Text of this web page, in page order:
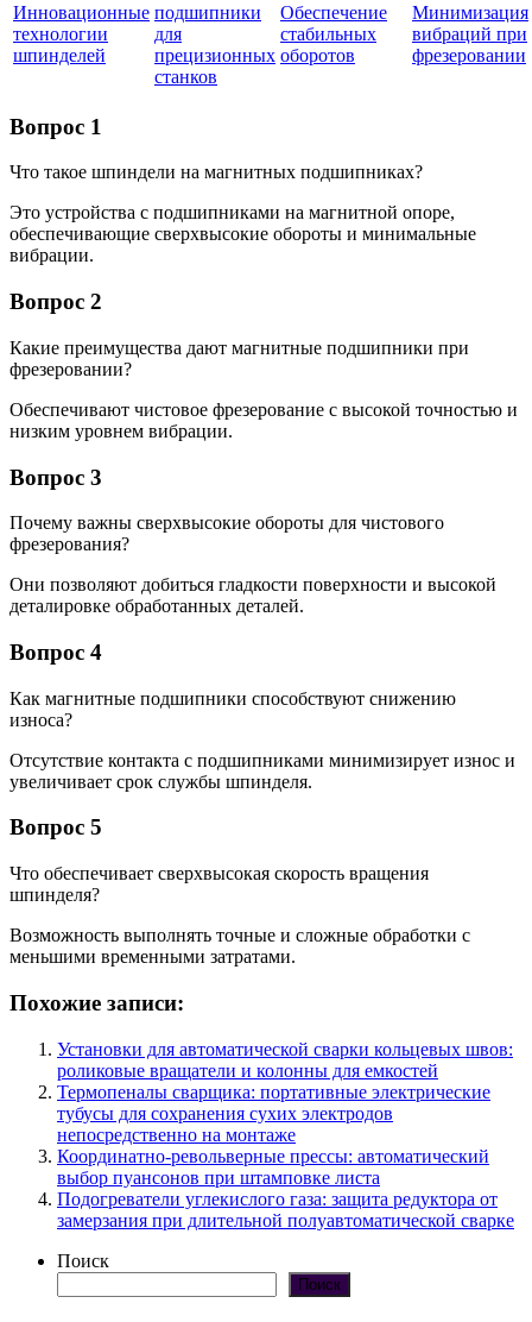
Инновационные
технологии
шпинделей
подшипники
для
прецизионных
станков
Обеспечение
стабильных
оборотов
Минимизация
вибраций при
фрезеровании
Вопрос 1
Что такое шпиндели на магнитных подшипниках?
Это устройства с подшипниками на магнитной опоре,
обеспечивающие сверхвысокие обороты и минимальные
вибрации.
Вопрос 2
Какие преимущества дают магнитные подшипники при
фрезеровании?
Обеспечивают чистовое фрезерование с высокой точностью и
низким уровнем вибрации.
Вопрос 3
Почему важны сверхвысокие обороты для чистового
фрезерования?
Они позволяют добиться гладкости поверхности и высокой
деталировке обработанных деталей.
Вопрос 4
Как магнитные подшипники способствуют снижению
износа?
Отсутствие контакта с подшипниками минимизирует износ и
увеличивает срок службы шпинделя.
Вопрос 5
Что обеспечивает сверхвысокая скорость вращения
шпинделя?
Возможность выполнять точные и сложные обработки с
меньшими временными затратами.
Похожие записи:
Установки для автоматической сварки кольцевых швов:
роликовые вращатели и колонны для емкостей
Термопеналы сварщика: портативные электрические
тубусы для сохранения сухих электродов
непосредственно на монтаже
Координатно-револьверные прессы: автоматический
выбор пуансонов при штамповке листа
Подогреватели углекислого газа: защита редуктора от
замерзания при длительной полуавтоматической сварке
Поиск
Поиск